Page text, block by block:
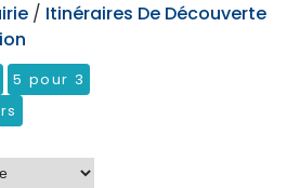
/ Itinéraires De Découverte
5 pour 3